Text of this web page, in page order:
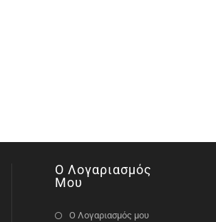
Ο Λογαριασμός
Μου
Ο Λογαριασμός μου